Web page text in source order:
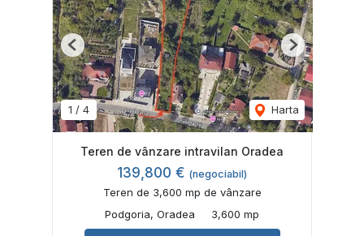
1 / 4 Harta
Previous Next
Teren de vânzare intravilan Oradea
139,800 € (negociabil)
Teren de 3,600 mp de vânzare
Podgoria, Oradea
3,600 mp